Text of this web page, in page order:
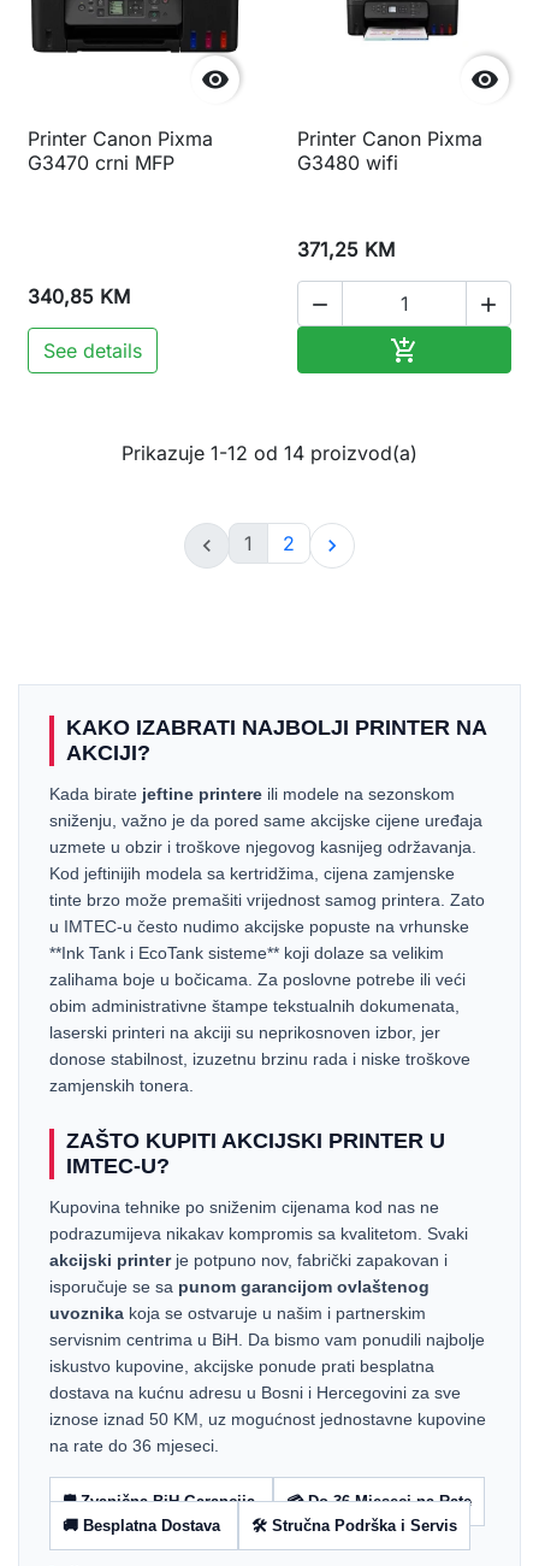

Printer Canon Pixma
G3470 crni MFP
340,85 KM
See details

Printer Canon Pixma
G3480 wifi
371,25 KM
 

Prikazuje 1-12 od 14 proizvod(a)
 1 2 
KAKO IZABRATI NAJBOLJI PRINTER NA
AKCIJI?
Kada birate jeftine printere ili modele na sezonskom
sniženju, važno je da pored same akcijske cijene uređaja
uzmete u obzir i troškove njegovog kasnijeg održavanja.
Kod jeftinijih modela sa kertridžima, cijena zamjenske
tinte brzo može premašiti vrijednost samog printera. Zato
u IMTEC-u često nudimo akcijske popuste na vrhunske
**Ink Tank i EcoTank sisteme** koji dolaze sa velikim
zalihama boje u bočicama. Za poslovne potrebe ili veći
obim administrativne štampe tekstualnih dokumenata,
laserski printeri na akciji su neprikosnoven izbor, jer
donose stabilnost, izuzetnu brzinu rada i niske troškove
zamjenskih tonera.
ZAŠTO KUPITI AKCIJSKI PRINTER U
IMTEC-U?
Kupovina tehnike po sniženim cijenama kod nas ne
podrazumijeva nikakav kompromis sa kvalitetom. Svaki
akcijski printerje potpuno nov, fabrički zapakovan i
isporučuje se sa punom garancijom ovlaštenog
uvoznika koja se ostvaruje u našim i partnerskim
servisnim centrima u BiH. Da bismo vam ponudili najbolje
iskustvo kupovine, akcijske ponude prati besplatna
dostava na kućnu adresu u Bosni i Hercegovini za sve
iznose iznad 50 KM, uz mogućnost jednostavne kupovine
na rate do 36 mjeseci.
🛡️ Zvanična BiH Garancija
💳 Do 36 Mjeseci na Rate
🚚 Besplatna Dostava
🛠️ Stručna Podrška i Servis